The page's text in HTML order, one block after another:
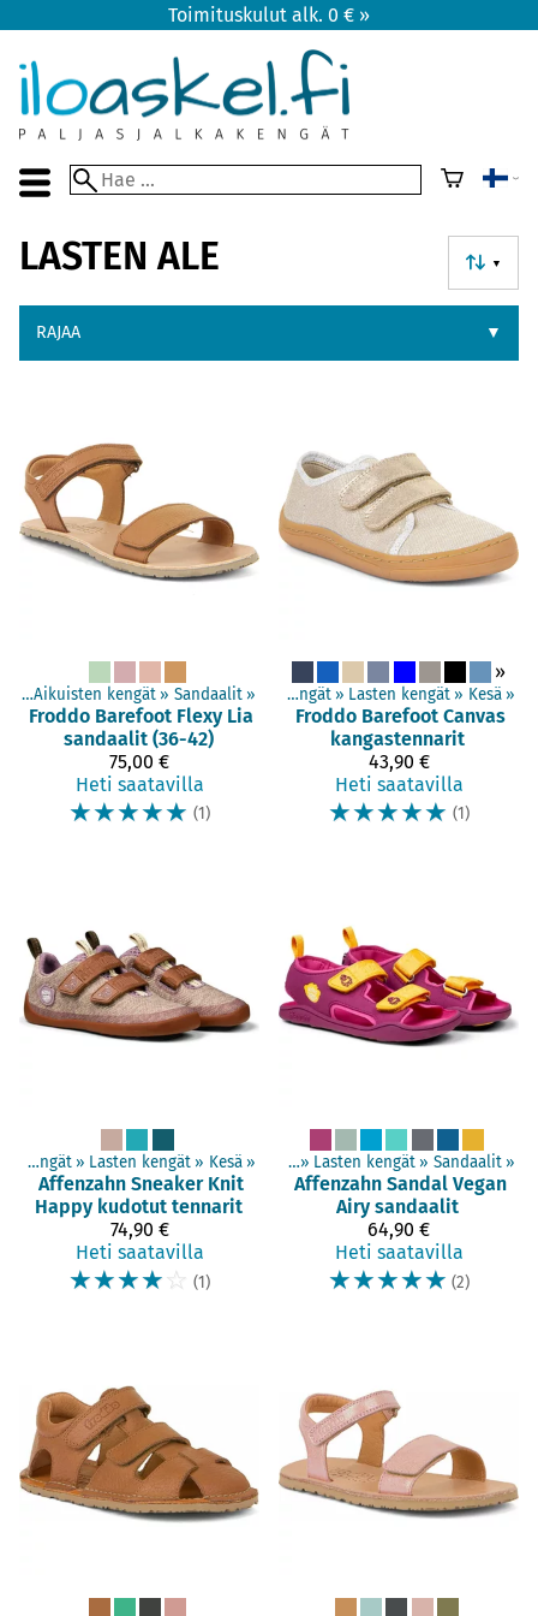
Toimituskulut alk. 0 € »
▼
LASTEN ALE
RAJAA ▼
‪»Aikuisten kengät ‪» Sandaalit ‪»
Froddo Barefoot Flexy Lia
sandaalit (36-42)
75,00 €
Heti saatavilla
☆☆☆☆☆ (1)
»
Tuotteet ‪» Paljasjalkakengät ‪» Lasten kengät ‪» Kesä ‪»
Froddo Barefoot Canvas
kangastennarit
43,90 €
Heti saatavilla
☆☆☆☆☆ (1)
Paljasjalkakengät ‪» Lasten kengät ‪» Kesä ‪»
Affenzahn Sneaker Knit
Happy kudotut tennarit
74,90 €
Heti saatavilla
☆☆☆☆☆ (1)
Tuotteet‪»Paljasjalkakengät ‪» Lasten kengät ‪» Sandaalit ‪»
Affenzahn Sandal Vegan
Airy sandaalit
64,90 €
Heti saatavilla
☆☆☆☆☆ (2)